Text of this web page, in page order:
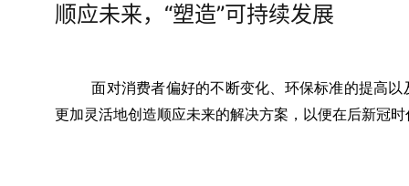
顺应未来，“塑造”可持续发展
面对消费者偏好的不断变化、环保标准的提高
更加灵活地创造顺应未来的解决方案，以便在后新冠